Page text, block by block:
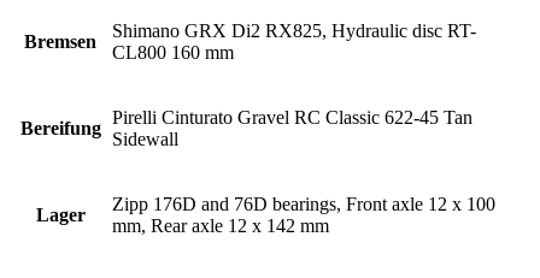
Bremsen
Shimano GRX Di2 RX825, Hydraulic disc RT-
CL800 160 mm
Bereifung
Pirelli Cinturato Gravel RC Classic 622-45 Tan
Sidewall
Lager
Zipp 176D and 76D bearings, Front axle 12 x 100
mm, Rear axle 12 x 142 mm